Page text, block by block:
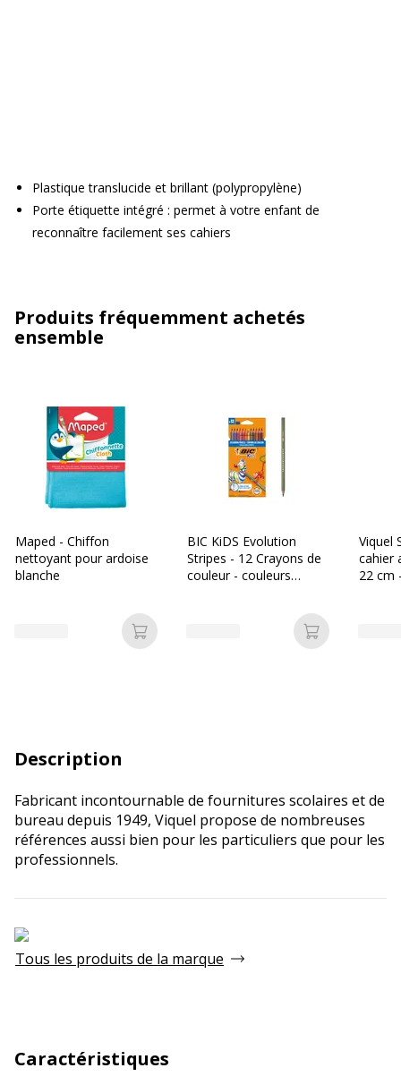
Plastique translucide et brillant (polypropylène)
Porte étiquette intégré : permet à votre enfant de
reconnaître facilement ses cahiers
Produits fréquemment achetés
ensemble
Maped - Chiffon
nettoyant pour ardoise
blanche
Ajouter au panier
BIC KiDS Evolution
Stripes - 12 Crayons de
couleur - couleurs
Ajouter au
Viquel
cahier
22 cm
Description
Fabricant incontournable de fournitures scolaires et de
bureau depuis 1949, Viquel propose de nombreuses
références aussi bien pour les particuliers que pour les
professionnels.
Tous les produits de la marque
Caractéristiques